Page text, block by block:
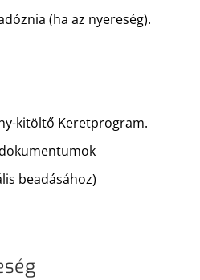
(ha az nyereség).
kitöltő Keretprogram.
beadásához)